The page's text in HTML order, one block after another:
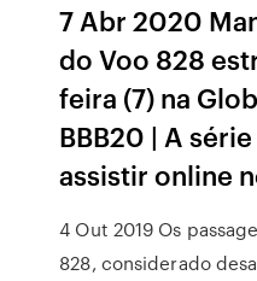
7 Abr 2020
do Voo 828
feira (7) na
BBB20 | A
assistir online
4 Out 2019 Os
828, considerado